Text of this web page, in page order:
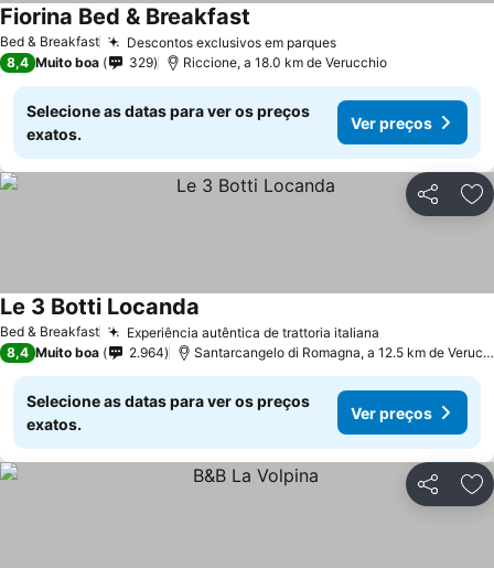
Bed & Breakfast Descontos exclusivos em parques
Fiorina Bed & Breakfast
8,4 Muito boa 329 Riccione, a 18.0 km de Verucchio
Selecione as datas para ver os preços
exatos.
Ver preços
Partilhar
Bed & Breakfast Experiência autêntica de trattoria italiana
Le 3 Botti Locanda
8,4 Muito boa 2.964 Santarcangelo di Romagna, a 12.5 km de Verucchio
Selecione as datas para ver os preços
exatos.
Ver preços
Partilhar